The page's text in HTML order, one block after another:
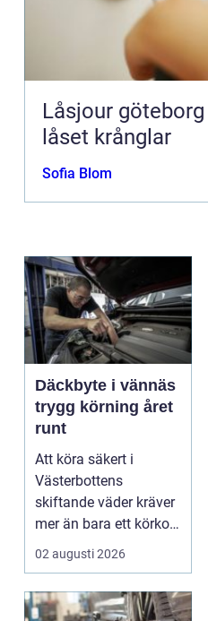
Låsjour göteborg trygg hjälp när
låset krånglar
Sofia Blom
Däckbyte i vännäs
trygg körning året
runt
Att köra säkert i
Västerbottens
skiftande väder kräver
mer än bara ett körkort
och en pålitlig bil. ...
02 augusti 2026